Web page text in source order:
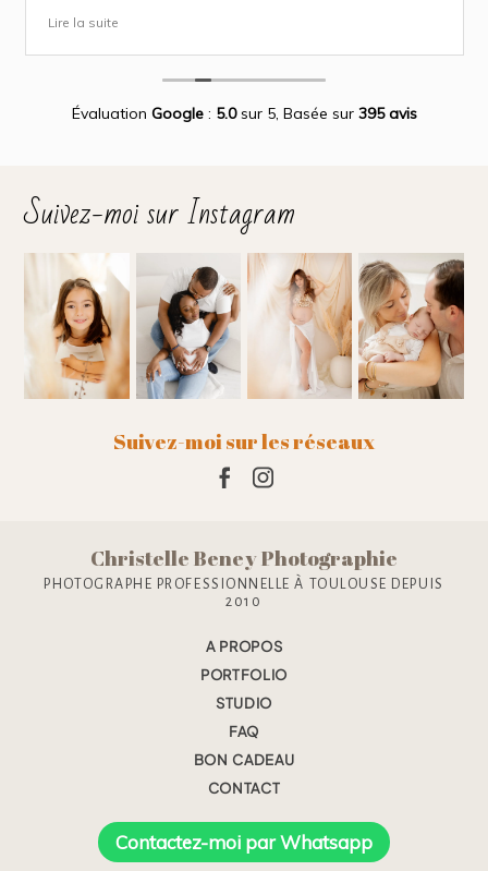
(grossesse et naissance). Ce fut une expérience des plus
Encore merci infiniment.
Lire la suite
Évaluation Google: 5.0sur 5, Basée sur 395 avis
Suivez-moi sur Instagram
Suivez-moi sur les réseaux
Christelle Beney Photographie
PHOTOGRAPHE PROFESSIONNELLE À TOULOUSE DEPUIS
2010
A PROPOS
PORTFOLIO
STUDIO
FAQ
BON CADEAU
CONTACT
Contactez-moi par Whatsapp